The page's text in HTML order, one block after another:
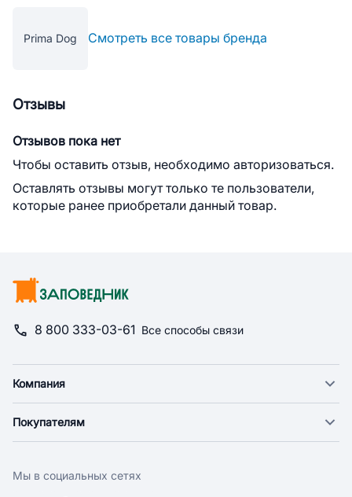
Prima Dog Смотреть все товары бренда
Отзывы
Отзывов пока нет
Чтобы оставить отзыв, необходимо авторизоваться.
Оставлять отзывы могут только те пользователи,
которые ранее приобретали данный товар.
8 800 333-03-61 Все способы связи
Компания
Новости
Поставщикам
Покупателям
Оплата
Мы в социальных сетях